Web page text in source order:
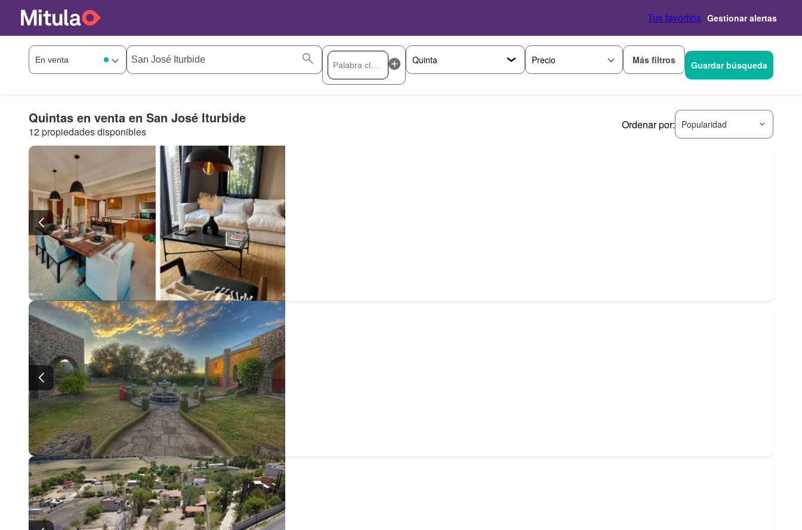
Tus favoritos Gestionar alertas
Precio Más filtros Guardar búsqueda
Quintas en venta en San José Iturbide
12 propiedades disponibles
Ordenar por: Popularidad